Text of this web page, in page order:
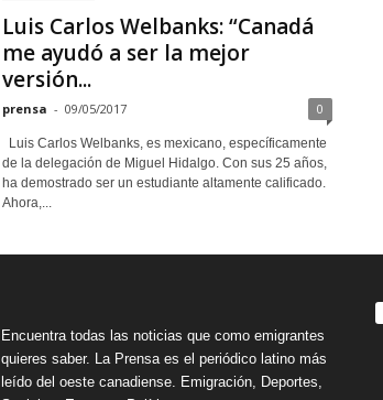
Luis Carlos Welbanks: “Canadá
me ayudó a ser la mejor
versión...
prensa - 09/05/2017 0
Luis Carlos Welbanks, es mexicano, específicamente
de la delegación de Miguel Hidalgo. Con sus 25 años,
ha demostrado ser un estudiante altamente calificado.
Ahora,...
Encuentra todas las noticias que como emigrantes
quieres saber. La Prensa es el periódico latino más
leído del oeste canadiense. Emigración, Deportes,